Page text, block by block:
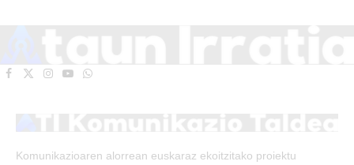
Facebook
X
Instagram
YouTubeWhatsApp
Komunikazioaren alorrean euskaraz ekoitzitako proiektu